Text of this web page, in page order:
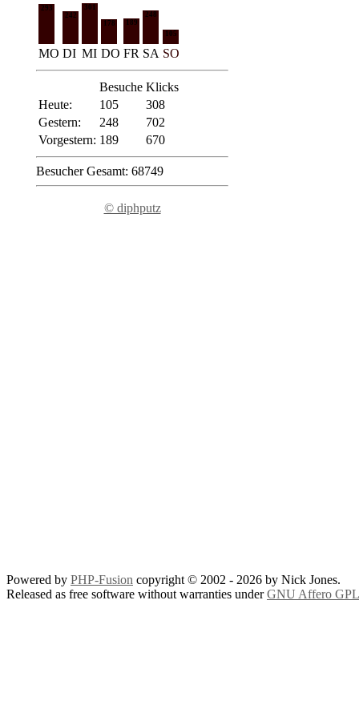
293
242
301
178
189
248
105
MO DI MI DO FR SA SO
Besuche Klicks
Heute:
105
308
Gestern:
248
702
Vorgestern: 189 670
Besucher Gesamt: 68749
© diphputz
Powered by PHP-Fusion copyright © 2002 - 2026 by Nick Jones.
Released as free software without warranties underGNU Affero GPL